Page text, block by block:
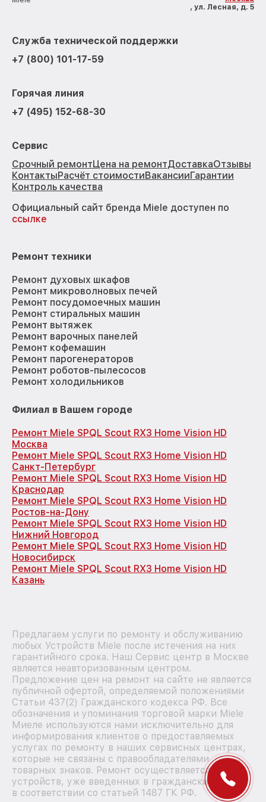
, ул. Лесная, д. 5
Служба технической поддержки
+7 (800) 101-17-59
Горячая линия
+7 (495) 152-68-30
Сервис
Срочный ремонтЦена на ремонтДоставкаОтзывы
КонтактыРасчёт стоимостиВакансииГарантии
Контроль качества
Официальный сайт бренда Miele доступен по
ссылке
Ремонт техники
Ремонт духовых шкафов
Ремонт микроволновых печей
Ремонт посудомоечных машин
Ремонт стиральных машин
Ремонт вытяжек
Ремонт варочных панелей
Ремонт кофемашин
Ремонт парогенераторов
Ремонт роботов-пылесосов
Ремонт холодильников
Филиал в Вашем городе
Ремонт Miele SPQL Scout RX3 Home Vision HD
Москва
Ремонт Miele SPQL Scout RX3 Home Vision HD
Санкт-Петербург
Ремонт Miele SPQL Scout RX3 Home Vision HD
Краснодар
Ремонт Miele SPQL Scout RX3 Home Vision HD
Ростов-на-Дону
Ремонт Miele SPQL Scout RX3 Home Vision HD
Нижний Новгород
Ремонт Miele SPQL Scout RX3 Home Vision HD
Новосибирск
Ремонт Miele SPQL Scout RX3 Home Vision HD
Казань
Предлагаем услуги по ремонту и обслуживанию
любых Устройств Miele после истечения на них
гарантийного срока. Наш Сервис центр в Москве
является неавторизованным центром.
Предложение цен на ремонт на сайте не является
публичной офертой, определяемой положениями
Статьи 437(2) Гражданского кодекса РФ. Все
обозначения и упоминания торговой марки Miele
Миеле используются нами исключительно для
информирования клиентов о предоставляемых
услугах по ремонту в наших сервисных центрах,
которые не связаны с правообладателями
товарных знаков. Ремонт осуществляется для
устройств, уже введенных в гражданский оборот
в соответствии со статьей 1487 ГК РФ.